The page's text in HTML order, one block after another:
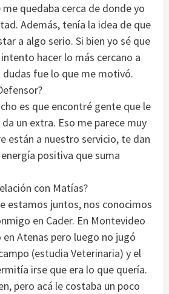
quedaba cerca de donde yo
Además, tenía la idea de que
a algo serio. Si bien yo sé que
hacer lo más cercano a
dudas fue lo que me motivó.
es que encontré gente que le
un extra. Eso me parece muy
están a nuestro servicio, te dan
positiva que suma
con Matías?
estamos juntos, nos conocimos
en Cader. En Montevideo
Atenas pero luego no jugó
(estudia Veterinaria) y el
irse que era lo que quería.
pero acá le costaba un poco